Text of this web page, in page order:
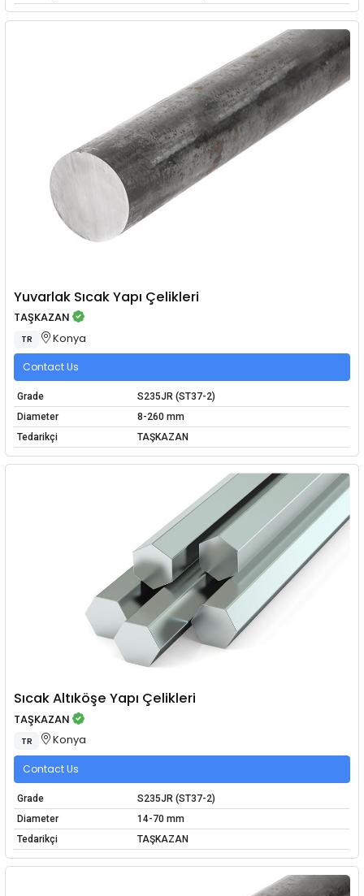
Yuvarlak Sıcak Yapı Çelikleri
TAŞKAZAN
TR Konya
Contact Us
Grade
S235JR (ST37-2)
Diameter
8-260 mm
Tedarikçi
TAŞKAZAN
Sıcak Altıköşe Yapı Çelikleri
TAŞKAZAN
TR Konya
Contact Us
Grade
S235JR (ST37-2)
Diameter
14-70 mm
Tedarikçi
TAŞKAZAN